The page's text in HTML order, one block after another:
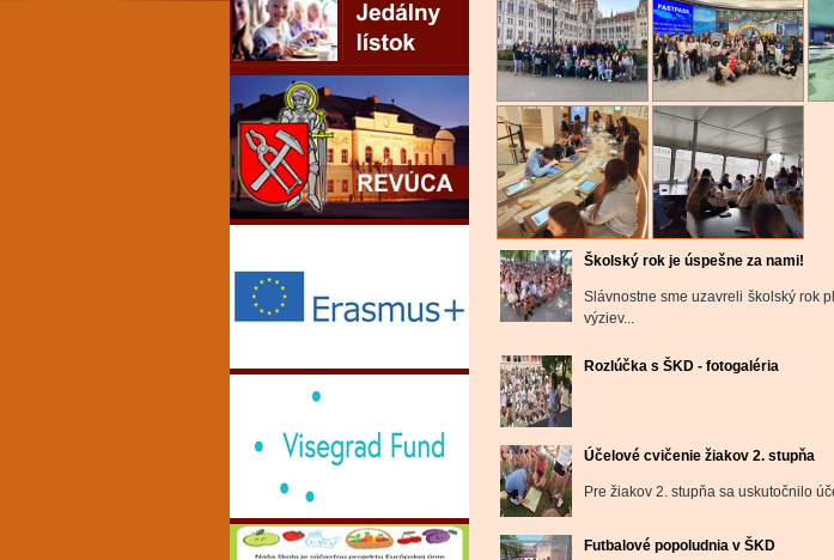
Školský rok je úspešne za nami!
Slávnostne sme uzavreli školský rok
výziev...
Rozlúčka s ŠKD - fotogaléria
Účelové cvičenie žiakov 2. stupňa
Pre žiakov 2. stupňa sa uskutočnilo
Futbalové popoludnia v ŠKD